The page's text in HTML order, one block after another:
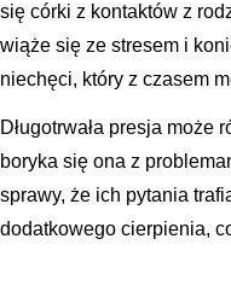
się córki z kontaktów z
wiąże się ze stresem i
niechęci, który z czasem
Długotrwała presja
boryka się ona z
sprawy, że ich pytania
dodatkowego cierpienia,